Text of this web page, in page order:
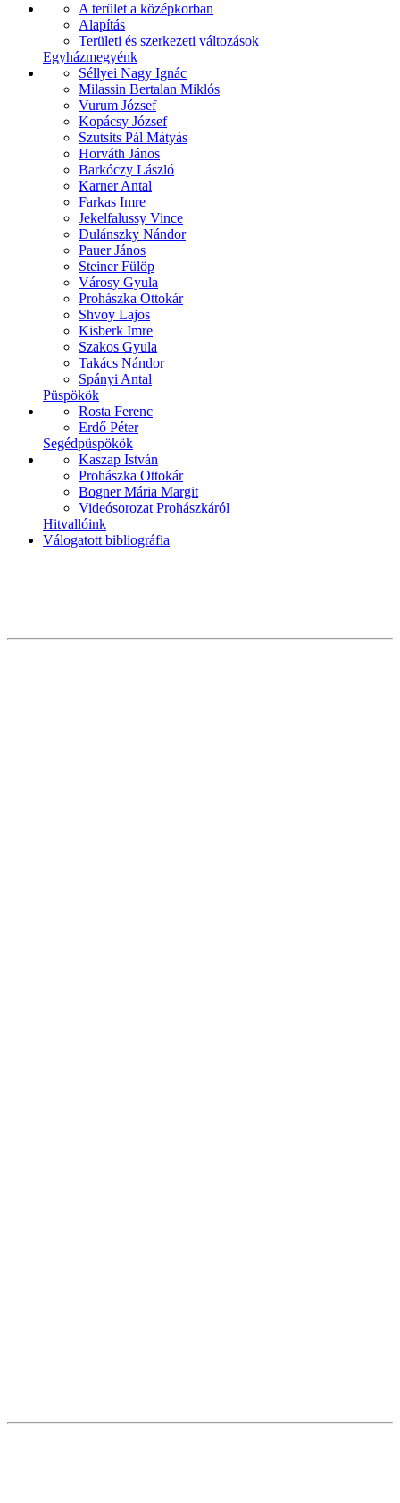
A terület a középkorban
Alapítás
Területi és szerkezeti változások
Egyházmegyénk
Séllyei Nagy Ignác
Milassin Bertalan Miklós
Vurum József
Kopácsy József
Szutsits Pál Mátyás
Horváth János
Barkóczy László
Karner Antal
Farkas Imre
Jekelfalussy Vince
Dulánszky Nándor
Pauer János
Steiner Fülöp
Városy Gyula
Prohászka Ottokár
Shvoy Lajos
Kisberk Imre
Szakos Gyula
Takács Nándor
Spányi Antal
Püspökök
Rosta Ferenc
Erdő Péter
Segédpüspökök
Kaszap István
Prohászka Ottokár
Bogner Mária Margit
Videósorozat Prohászkáról
Hitvallóink
Válogatott bibliográfia